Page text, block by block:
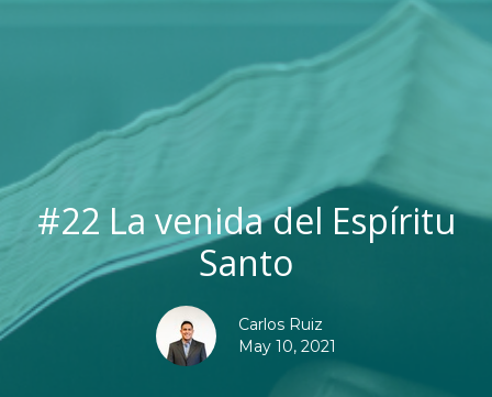
#22 La venida del Espíritu
Santo
Carlos Ruiz
May 10, 2021